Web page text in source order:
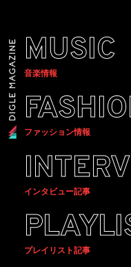
MUSIC
音楽情報
ファッション情報
インタビュー記事
プレイリスト記事